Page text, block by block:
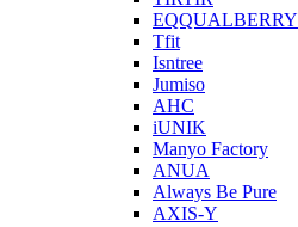
EQQUALBERRY
Tfit
Isntree
Jumiso
AHC
iUNIK
Manyo Factory
ANUA
Always Be Pure
AXIS-Y